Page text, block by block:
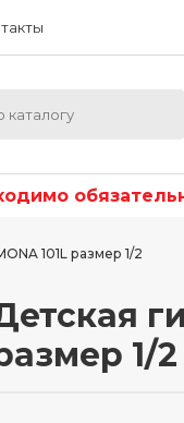
101L размер 1/2
1/2